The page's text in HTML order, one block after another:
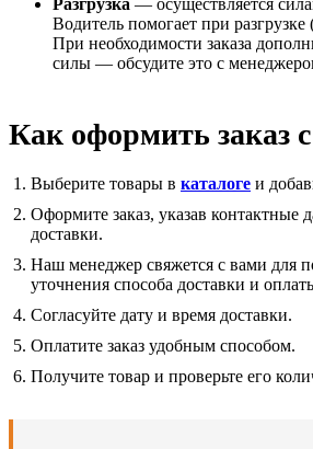
Водитель помогает при
При необходимости заказа
силы — обсудите это с
Как оформить заказ
Выберите товары в каталоге и
Оформите заказ, указав контактные
доставки.
Наш менеджер свяжется с вами для
уточнения способа доставки и
Согласуйте дату и время доставки.
Оплатите заказ удобным способом.
Получите товар и проверьте его